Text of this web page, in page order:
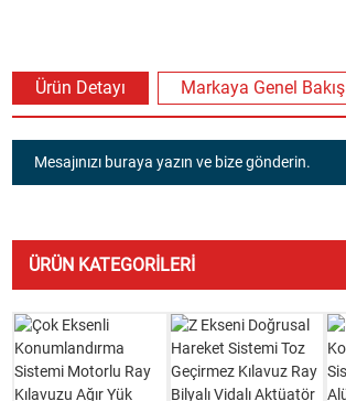
Ürün Detayı Markaya Genel Bakış
Mesajınızı buraya yazın ve bize gönderin.
ÜRÜN KATEGORILERI